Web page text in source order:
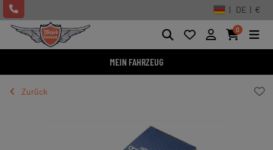
| DE | €
0
MEIN FAHRZEUG
Zurück